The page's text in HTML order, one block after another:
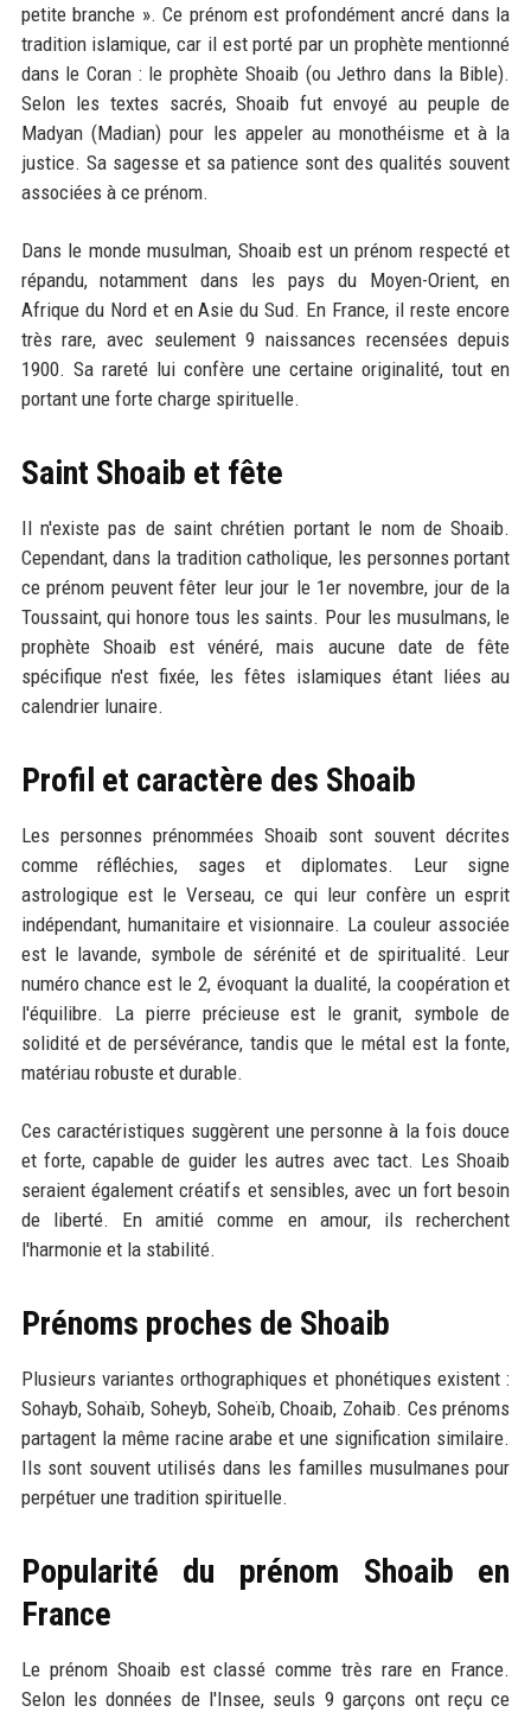
petite branche ». Ce prénom est profondément ancré dans la
tradition islamique, car il est porté par un prophète mentionné
dans le Coran : le prophète Shoaib (ou Jethro dans la Bible).
Selon les textes sacrés, Shoaib fut envoyé au peuple de
Madyan (Madian) pour les appeler au monothéisme et à la
justice. Sa sagesse et sa patience sont des qualités souvent
associées à ce prénom.
Dans le monde musulman, Shoaib est un prénom respecté et
répandu, notamment dans les pays du Moyen-Orient, en
Afrique du Nord et en Asie du Sud. En France, il reste encore
très rare, avec seulement 9 naissances recensées depuis
1900. Sa rareté lui confère une certaine originalité, tout en
portant une forte charge spirituelle.
Saint Shoaib et fête
Il n'existe pas de saint chrétien portant le nom de Shoaib.
Cependant, dans la tradition catholique, les personnes portant
ce prénom peuvent fêter leur jour le 1er novembre, jour de la
Toussaint, qui honore tous les saints. Pour les musulmans, le
prophète Shoaib est vénéré, mais aucune date de fête
spécifique n'est fixée, les fêtes islamiques étant liées au
calendrier lunaire.
Profil et caractère des Shoaib
Les personnes prénommées Shoaib sont souvent décrites
comme réfléchies, sages et diplomates. Leur signe
astrologique est le Verseau, ce qui leur confère un esprit
indépendant, humanitaire et visionnaire. La couleur associée
est le lavande, symbole de sérénité et de spiritualité. Leur
numéro chance est le 2, évoquant la dualité, la coopération et
l'équilibre. La pierre précieuse est le granit, symbole de
solidité et de persévérance, tandis que le métal est la fonte,
matériau robuste et durable.
Ces caractéristiques suggèrent une personne à la fois douce
et forte, capable de guider les autres avec tact. Les Shoaib
seraient également créatifs et sensibles, avec un fort besoin
de liberté. En amitié comme en amour, ils recherchent
l'harmonie et la stabilité.
Prénoms proches de Shoaib
Plusieurs variantes orthographiques et phonétiques existent :
Sohayb, Sohaïb, Soheyb, Soheïb, Choaib, Zohaib. Ces prénoms
partagent la même racine arabe et une signification similaire.
Ils sont souvent utilisés dans les familles musulmanes pour
perpétuer une tradition spirituelle.
Popularité du prénom Shoaib en
France
Le prénom Shoaib est classé comme très rare en France.
Selon les données de l'Insee, seuls 9 garçons ont reçu ce